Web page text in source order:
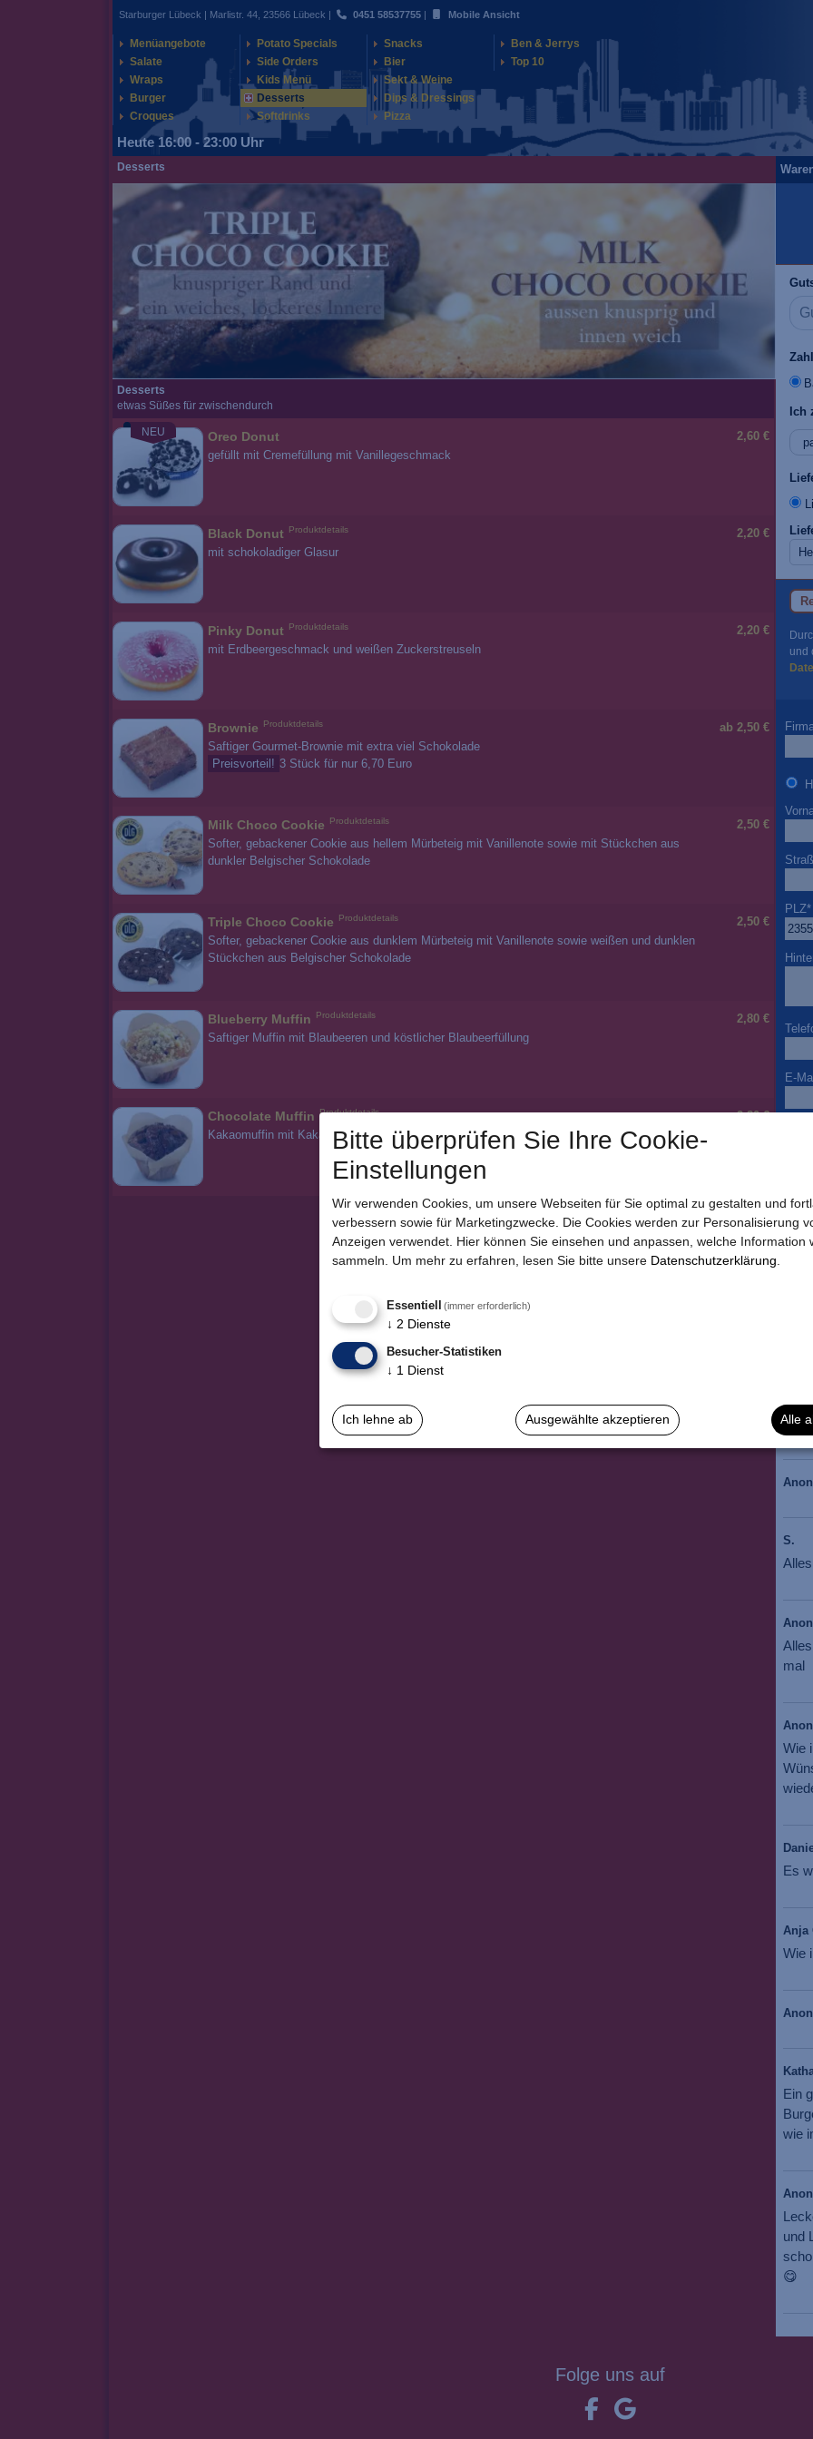
Starburger Lübeck | Marlistr. 44, 23566 Lübeck | 0451 58537755 | Mobile Ansicht
Menüangebote
Salate
Wraps
Burger
Croques
Potato Specials
Side Orders
Kids Menü
Desserts
Softdrinks
Snacks
Bier
Sekt & Weine
Dips & Dressings
Pizza
Ben & Jerrys
Top 10
Heute 16:00 - 23:00 Uhr
Desserts
Desserts
etwas Süßes für zwischendurch
NEU Oreo Donut
gefüllt mit Cremefüllung mit Vanillegeschmack
2,60 €
Black Donut Produktdetails
mit schokoladiger Glasur
2,20 €
Pinky Donut Produktdetails
mit Erdbeergeschmack und weißen Zuckerstreuseln
2,20 €
Brownie Produktdetails
Saftiger Gourmet-Brownie mit extra viel Schokolade
Preisvorteil! 3 Stück für nur 6,70 Euro
ab 2,50 €
Milk Choco Cookie Produktdetails
Softer, gebackener Cookie aus hellem Mürbeteig mit Vanillenote sowie mit Stückchen aus
dunkler Belgischer Schokolade
2,50 €
Triple Choco Cookie Produktdetails
Softer, gebackener Cookie aus dunklem Mürbeteig mit Vanillenote sowie weißen und dunklen
Stückchen aus Belgischer Schokolade
2,50 €
Blueberry Muffin Produktdetails
Saftiger Muffin mit Blaubeeren und köstlicher Blaubeerfüllung
2,80 €
Chocolate Muffin Produktdetails
Kakaomuffin mit Kakao- und Haselnusscreme
2,80 €
Ich
und
PLZ*
E-
Ja
per
*
Wie
BIS
S.
mal
Wie
Es
Anja
Wie
Ein
wie
und
😋
Folge uns auf
Bitte überprüfen Sie Ihre Cookie-
Einstellungen
Wir verwenden Cookies, um unsere Webseiten für Sie optimal zu gestalten und
verbessern sowie für Marketingzwecke. Die Cookies werden zur Personalisierung
Anzeigen verwendet. Hier können Sie einsehen und anpassen, welche Information
sammeln.
Um mehr zu erfahren, lesen Sie bitte unsere Datenschutzerklärung
Essentiell (immer erforderlich)
↓ 2 Dienste
Besucher-Statistiken
↓ 1 Dienst
Ich lehne ab Ausgewählte akzeptieren Alle